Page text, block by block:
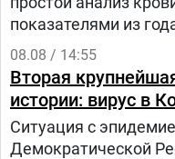
показателями из
08.08 / 14:55
Вторая
истории: вирус в
Ситуация с
Демократической